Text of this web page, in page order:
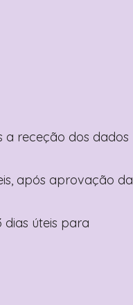
a receção dos dados
após aprovação da
dias úteis para